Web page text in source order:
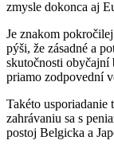
zmysle dokonca aj
Je znakom
pýši, že zásadné a
skutočnosti obyčajní
priamo zodpovední
Takéto usporiadanie
zahrávaniu sa s
postoj Belgicka a